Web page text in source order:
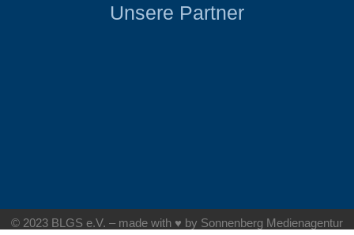
Unsere Partner
© 2023 BLGS e.V. – made with ♥ by Sonnenberg Medienagentur